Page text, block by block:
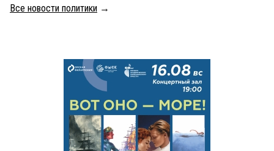
Все новости политики →